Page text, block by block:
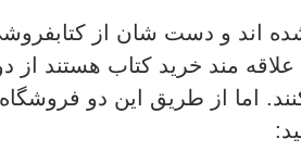
شده اند و دست شان از
علاقه مند خرید کتاب هستند از
اما از طریق این دو